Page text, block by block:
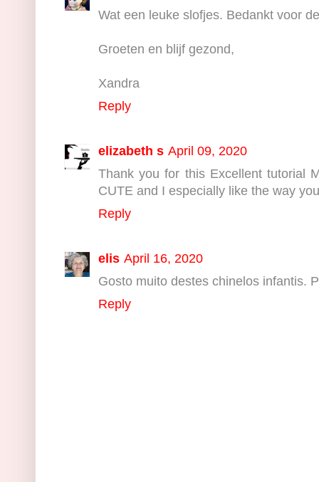
Wat een leuke slofjes. Bedankt voor
Groeten en blijf gezond,
Xandra
Reply
elizabeth s April 09, 2020
Thank you for this Excellent tutorial
CUTE and I especially like the way
Reply
elis April 16, 2020
Gosto muito destes chinelos infantis.
Reply